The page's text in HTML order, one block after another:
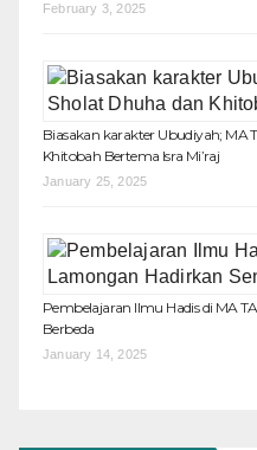
February 3, 2025
Biasakan karakter Ubudiyah; MA
Khitobah Bertema Isra Mi’raj
January 25, 2025
Pembelajaran Ilmu Hadis di MA
Berbeda
January 14, 2025